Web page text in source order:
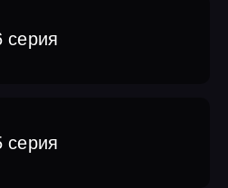
серия
серия